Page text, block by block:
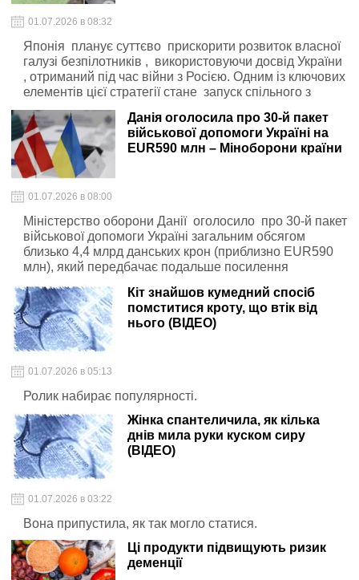
01.07.2026 в 08:32
Японія планує суттєво прискорити розвиток власної
галузі безпілотників , використовуючи досвід України
, отриманий під час війни з Росією. Одним із ключових
елементів цієї стратегії стане запуск спільного з
Києвом масштабного проєкту Japan-Ukraine Drone
Cluster , який об'єднає японські та українські оборонні
компанії.
Данія оголосила про 30-й пакет
військової допомоги Україні на
EUR590 млн – Міноборони країни
01.07.2026 в 08:00
Міністерство оборони Данії оголосило про 30-й пакет
військової допомоги Україні загальним обсягом
близько 4,4 млрд данських крон (приблизно EUR590
млн), який передбачає подальше посилення
російській агресії.Кіт знайшов кумедний спосіб
помститися кроту, що втік від
нього (ВІДЕО)
01.07.2026 в 05:13
Ролик набирає популярності.
Жінка спантеличила, як кілька
днів мила руки куском сиру
(ВІДЕО)
01.07.2026 в 03:22
Вона припустила, як так могло статися.
Ці продукти підвищують ризик
деменції